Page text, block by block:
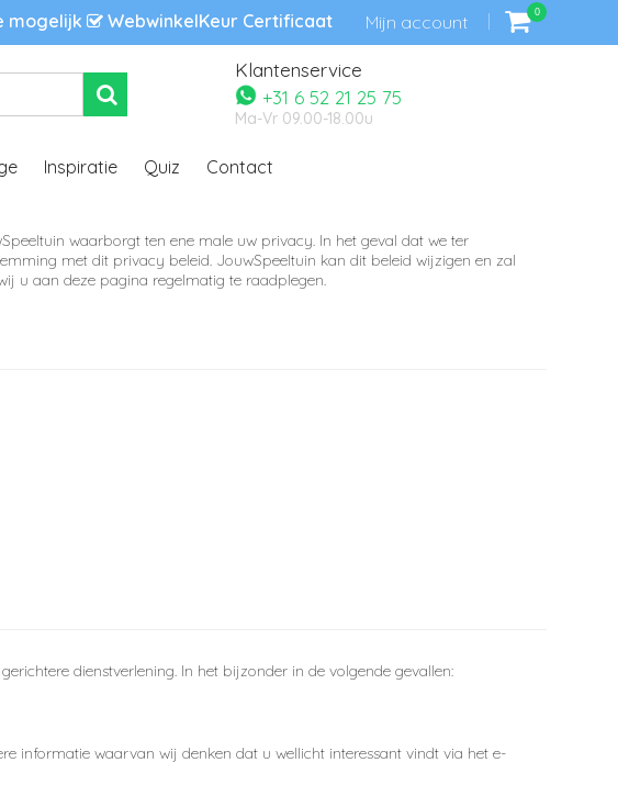
mogelijk WebwinkelKeur Certificaat Mijn account 0
Klantenservice
+31 6 52 21 25 75
Ma-Vr 09.00-18.00u
Inspiratie Quiz Contact
waarborgt ten ene male uw privacy. In het geval dat we ter
met dit privacy beleid. JouwSpeeltuin kan dit beleid wijzigen en zal
u aan deze pagina regelmatig te raadplegen.
dienstverlening. In het bijzonder in de volgende gevallen:
informatie waarvan wij denken dat u wellicht interessant vindt via het e-